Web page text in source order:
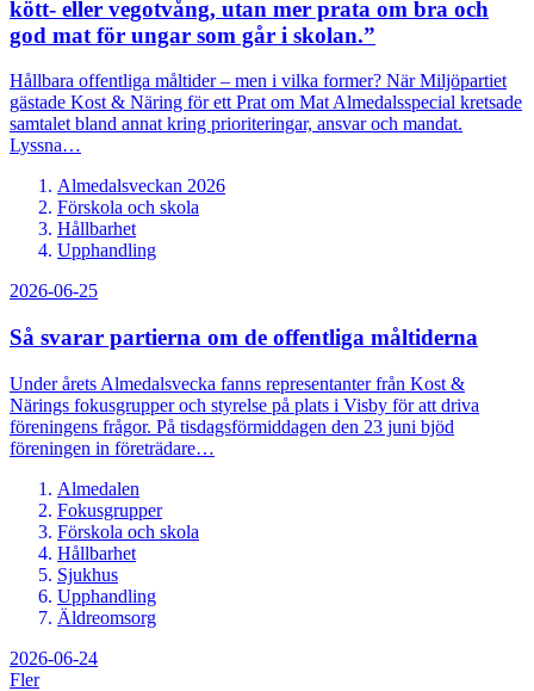
kött- eller vegotvång, utan mer prata om bra och
god mat för ungar som går i skolan.”
Hållbara offentliga måltider – men i vilka former? När Miljöpartiet
gästade Kost & Näring för ett Prat om Mat Almedalsspecial kretsade
samtalet bland annat kring prioriteringar, ansvar och mandat.
Lyssna…
Almedalsveckan 2026
Förskola och skola
Hållbarhet
Upphandling
2026-06-25
Så svarar partierna om de offentliga måltiderna
Under årets Almedalsvecka fanns representanter från Kost &
Närings fokusgrupper och styrelse på plats i Visby för att driva
föreningens frågor. På tisdagsförmiddagen den 23 juni bjöd
föreningen in företrädare…
Almedalen
Fokusgrupper
Förskola och skola
Hållbarhet
Sjukhus
Upphandling
Äldreomsorg
2026-06-24
Fler